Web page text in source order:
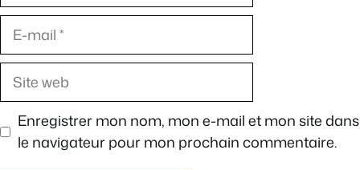
mail
Site
web
Enregistrer mon nom, mon e-mail et mon site dans
le navigateur pour mon prochain commentaire.